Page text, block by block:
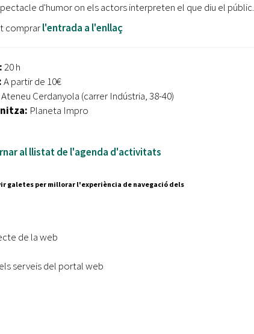
d'humor on els actors interpreten el que diu el públic.
comprarl'entrada a l'enllaç
20 h
A partir de 10€
Ateneu Cerdanyola (carrer Indústria, 38-40)
Planeta Impro
al llistat de l'agenda d'activitats
88 88
galetes per millorar l'experiència de navegació dels
de la web
serveis del portal web